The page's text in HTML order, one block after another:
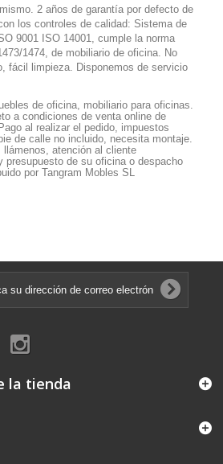
2 años de garantía por defecto de
los controles de calidad: Sistema de
9001 ISO 14001, cumple la norma
1474, de mobiliario de oficina. No
fácil limpieza. Disponemos de servicio
de oficina, mobiliario para oficinas.
a condiciones de venta online de
al realizar el pedido, impuestos
de calle no incluido, necesita montaje.
llámenos, atención al cliente
presupuesto de su oficina o despacho
por Tangram Mobles SL
la tienda